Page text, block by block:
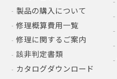
製品の購入について
修理概算費用一覧
修理に関するご案内
該非判定書類
カタログダウンロード